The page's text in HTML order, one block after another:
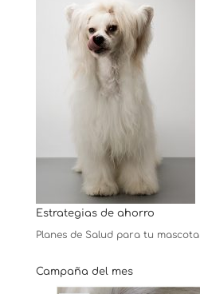
Estrategias de ahorro
Planes de Salud para tu mascota
Campaña del mes